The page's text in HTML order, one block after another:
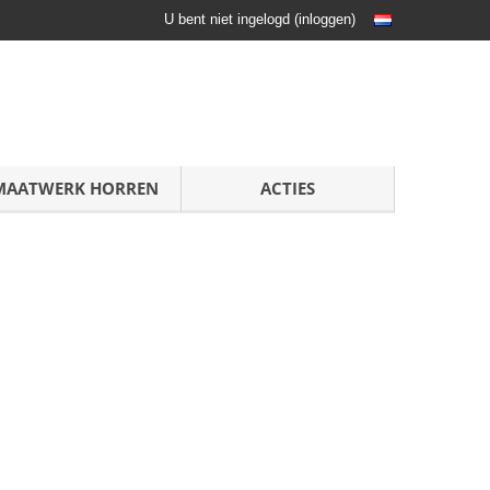
U bent niet ingelogd (inloggen)
HORREN ACTIES